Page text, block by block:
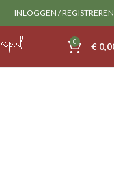
INLOGGEN / REGISTREREN
0 €